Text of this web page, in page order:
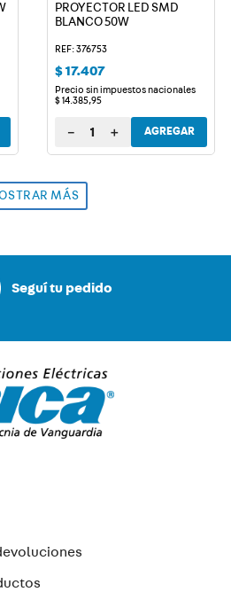
PROYECTOR LED SMD
BLANCO 50W
REF: 376753
$17.407
Precio sin impuestos nacionales
$14 385,95
＋
－ AGREGAR
Seguí tu pedido